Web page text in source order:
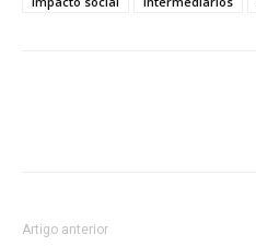
Artigo anterior